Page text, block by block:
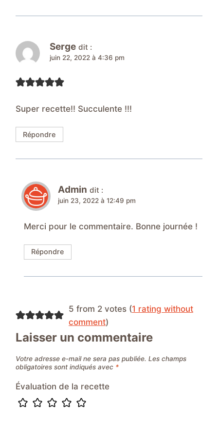
Serge dit :
juin 22, 2022 à 4:36 pm
Super recette!! Succulente !!!
Répondre
Admin dit :
juin 23, 2022 à 12:49 pm
Merci pour le commentaire. Bonne journée !
Répondre
5 from 2 votes (1 rating without
comment)
Laisser un commentaire
Votre adresse e-mail ne sera pas publiée. Les champs
obligatoires sont indiqués avec *
Évaluation de la recette